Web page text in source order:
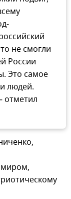
не смогли
России
Это самое
людей.
отметил